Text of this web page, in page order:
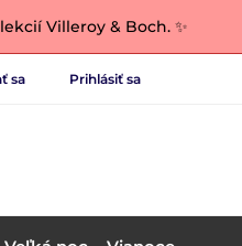
Villeroy & Boch. ✨
sa Prihlásiť sa